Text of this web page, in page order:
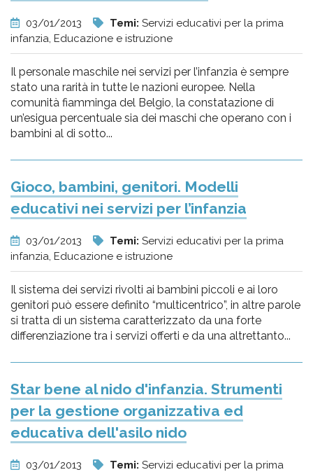
03/01/2013 Temi: Servizi educativi per la prima
infanzia, Educazione e istruzione
Il personale maschile nei servizi per l’infanzia è sempre
stato una rarità in tutte le nazioni europee. Nella
comunità fiamminga del Belgio, la constatazione di
un’esigua percentuale sia dei maschi che operano con i
bambini al di sotto...
Gioco, bambini, genitori. Modelli
educativi nei servizi per l’infanzia
03/01/2013 Temi: Servizi educativi per la prima
infanzia, Educazione e istruzione
Il sistema dei servizi rivolti ai bambini piccoli e ai loro
genitori può essere definito “multicentrico”, in altre parole
si tratta di un sistema caratterizzato da una forte
differenziazione tra i servizi offerti e da una altrettanto...
Star bene al nido d'infanzia. Strumenti
per la gestione organizzativa ed
educativa dell'asilo nido
03/01/2013 Temi: Servizi educativi per la prima